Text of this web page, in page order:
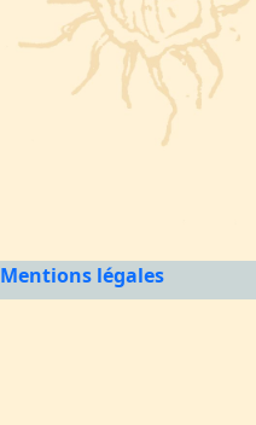
Mentions légales